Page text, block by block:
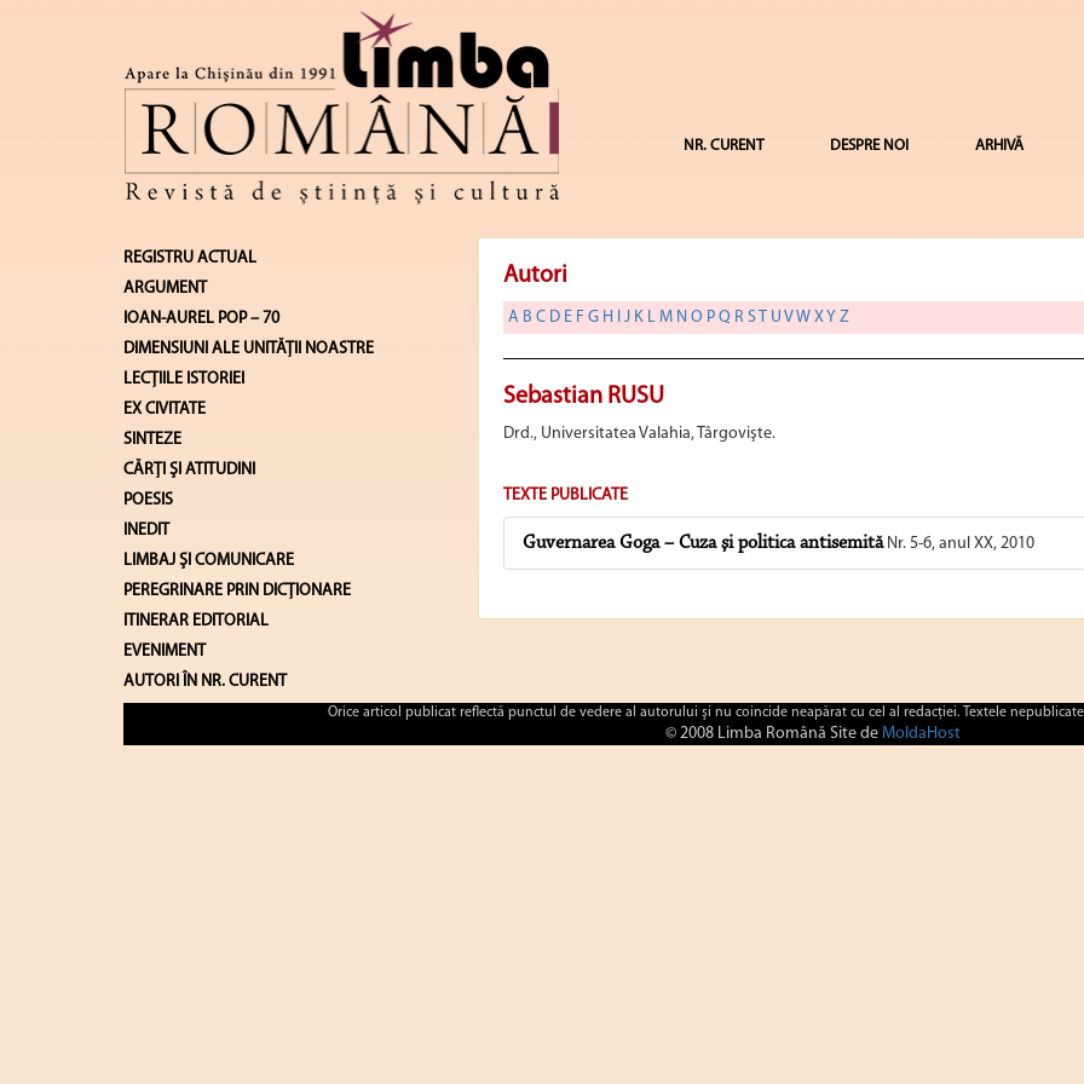
NR. CURENT DESPRE NOI ARHIVĂ
REGISTRU ACTUAL
ARGUMENT
IOAN-AUREL POP – 70
DIMENSIUNI ALE UNITĂŢII NOASTRE
LECŢIILE ISTORIEI
EX CIVITATE
SINTEZE
CĂRŢI ŞI ATITUDINI
POESIS
INEDIT
LIMBAJ ŞI COMUNICARE
PEREGRINARE PRIN DICȚIONARE
ITINERAR EDITORIAL
EVENIMENT
AUTORI ÎN NR. CURENT
Autori
A B C D E F G H J K L M N O P Q R ST U VW XY Z
Sebastian RUSU
Drd., Universitatea Valahia, Târgovişte.
TEXTE PUBLICATE
Guvernarea Goga – Cuza şi politica antisemităNr. 5-6, anul XX, 2010
Orice articol publicat reflectă punctul de vedere al autorului şi nu coincide neapărat cu cel al redacţiei. Textele
© 2008 Limba Română Site de MoldaHost